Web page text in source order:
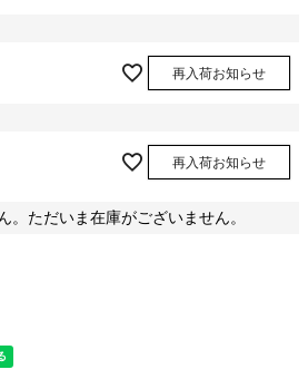
再入荷お知らせ
再入荷お知らせ
。ただいま在庫がございません。